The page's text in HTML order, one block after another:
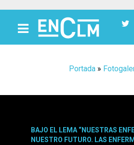
Portada »
BAJO EL LEMA “NUESTRAS
NUESTRO FUTURO. LAS